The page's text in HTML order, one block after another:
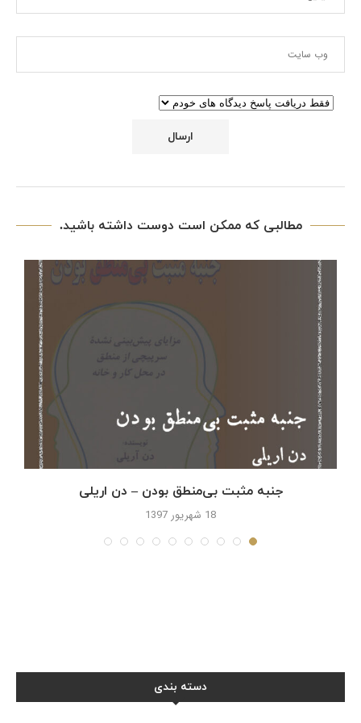
مطالبی که ممکن است دوست داشته باشید.
جنبه مثبت بی‌منطق بودن – دن اریلی
18 شهریور 1397
دسته بندی